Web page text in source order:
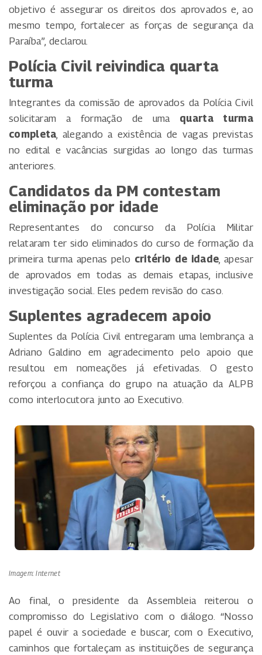
objetivo é assegurar os direitos dos aprovados e, ao
mesmo tempo, fortalecer as forças de segurança da
Paraíba”, declarou.
Polícia Civil reivindica quarta
turma
Integrantes da comissão de aprovados da Polícia Civil
solicitaram a formação de uma quarta turma
completa , alegando a existência de vagas previstas
no edital e vacâncias surgidas ao longo das turmas
anteriores.
Candidatos da PM contestam
eliminação por idade
Representantes do concurso da Polícia Militar
relataram ter sido eliminados do curso de formação da
primeira turma apenas pelo critério de idade , apesar
de aprovados em todas as demais etapas, inclusive
investigação social. Eles pedem revisão do caso.
Suplentes agradecem apoio
Suplentes da Polícia Civil entregaram uma lembrança a
Adriano Galdino em agradecimento pelo apoio que
resultou em nomeações já efetivadas. O gesto
reforçou a confiança do grupo na atuação da ALPB
como interlocutora junto ao Executivo.
Imagem: Internet
Ao final, o presidente da Assembleia reiterou o
compromisso do Legislativo com o diálogo. “Nosso
papel é ouvir a sociedade e buscar, com o Executivo,
caminhos que fortaleçam as instituições de segurança